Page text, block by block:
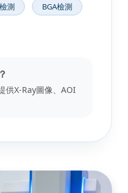
測 BGA檢測
供X-Ray圖像、AOI